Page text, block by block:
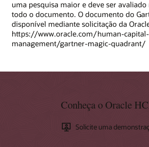
uma pesquisa maior e deve ser
todo o documento. O documento do
disponível mediante solicitação da
https://www.oracle.com/human-capital-
management/gartner-magic-quadrant/
Conheça o Oracle
Solicite uma